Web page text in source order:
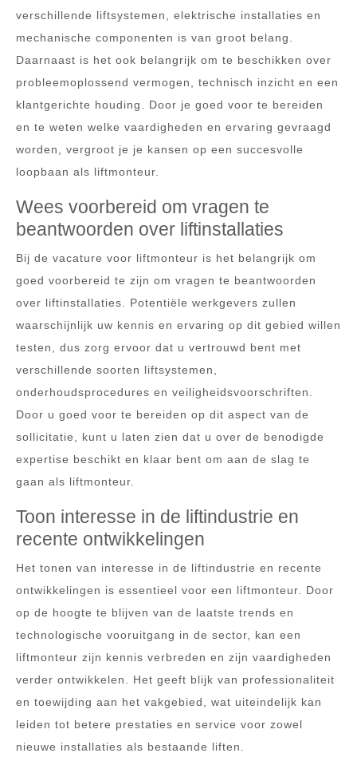
verschillende liftsystemen, elektrische installaties en
mechanische componenten is van groot belang.
Daarnaast is het ook belangrijk om te beschikken over
probleemoplossend vermogen, technisch inzicht en een
klantgerichte houding. Door je goed voor te bereiden
en te weten welke vaardigheden en ervaring gevraagd
worden, vergroot je je kansen op een succesvolle
loopbaan als liftmonteur.
Wees voorbereid om vragen te
beantwoorden over liftinstallaties
Bij de vacature voor liftmonteur is het belangrijk om
goed voorbereid te zijn om vragen te beantwoorden
over liftinstallaties. Potentiële werkgevers zullen
waarschijnlijk uw kennis en ervaring op dit gebied willen
testen, dus zorg ervoor dat u vertrouwd bent met
verschillende soorten liftsystemen,
onderhoudsprocedures en veiligheidsvoorschriften.
Door u goed voor te bereiden op dit aspect van de
sollicitatie, kunt u laten zien dat u over de benodigde
expertise beschikt en klaar bent om aan de slag te
gaan als liftmonteur.
Toon interesse in de liftindustrie en
recente ontwikkelingen
Het tonen van interesse in de liftindustrie en recente
ontwikkelingen is essentieel voor een liftmonteur. Door
op de hoogte te blijven van de laatste trends en
technologische vooruitgang in de sector, kan een
liftmonteur zijn kennis verbreden en zijn vaardigheden
verder ontwikkelen. Het geeft blijk van professionaliteit
en toewijding aan het vakgebied, wat uiteindelijk kan
leiden tot betere prestaties en service voor zowel
nieuwe installaties als bestaande liften.